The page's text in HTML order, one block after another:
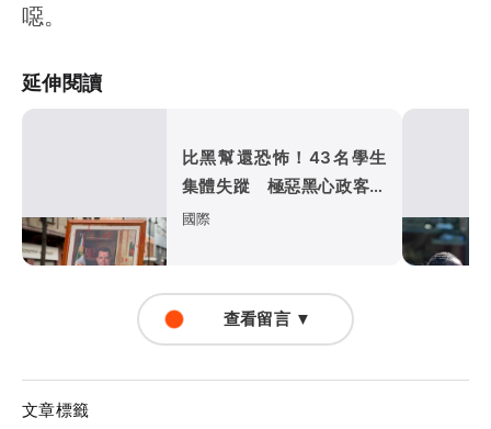
噁。
延伸閱讀
比黑幫還恐怖！43名學生
集體失蹤 極惡黑心政客恐
涉「器官」買賣
國際
查看留言 ▼
文章標籤